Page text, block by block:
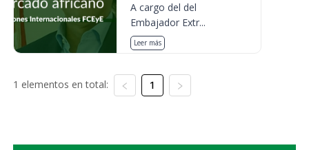
A cargo del del
Embajador Extr...
Leer más
1 elementos en total: 1